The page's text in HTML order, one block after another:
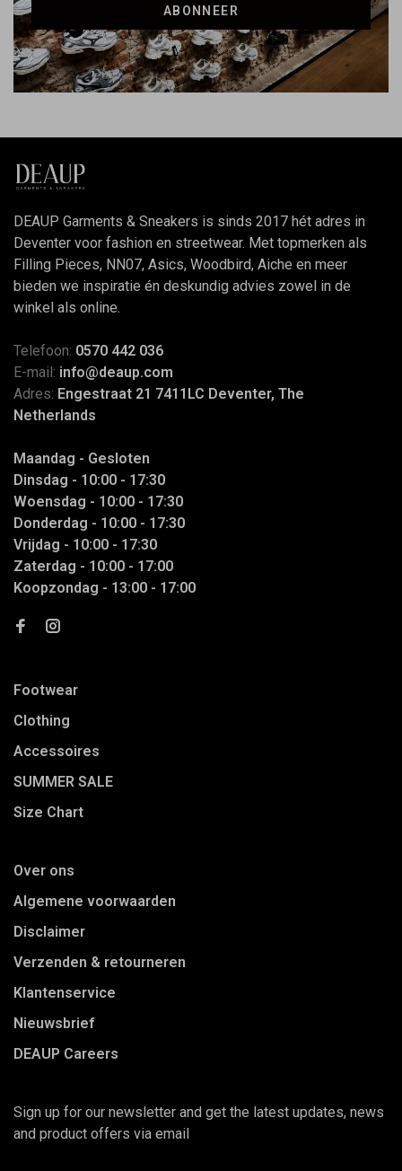
ABONNEER
DEAUP Garments & Sneakers is sinds 2017 hét adres in
Deventer voor fashion en streetwear. Met topmerken als
Filling Pieces, NN07, Asics, Woodbird, Aiche en meer
bieden we inspiratie én deskundig advies zowel in de
winkel als online.
Telefoon: 0570 442 036
E-mail: info@deaup.com
Adres: Engestraat 21 7411LC Deventer, The
Netherlands
Maandag - Gesloten
Dinsdag - 10:00 - 17:30
Woensdag - 10:00 - 17:30
Donderdag - 10:00 - 17:30
Vrijdag - 10:00 - 17:30
Zaterdag - 10:00 - 17:00
Koopzondag - 13:00 - 17:00
Footwear
Clothing
Accessoires
SUMMER SALE
Size Chart
Over ons
Algemene voorwaarden
Disclaimer
Verzenden & retourneren
Klantenservice
Nieuwsbrief
DEAUP Careers
Sign up for our newsletter and get the latest updates, news
and product offers via email